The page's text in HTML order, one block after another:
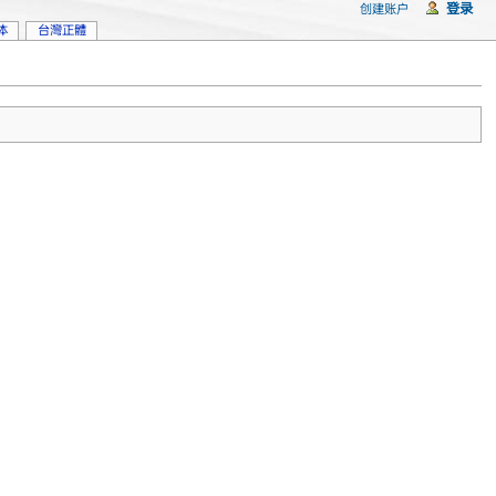
台灣正體
创建账户 登录